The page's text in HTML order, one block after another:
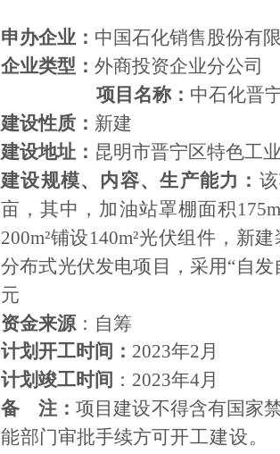
申办企业： 中国石化销售股份有
企业类型： 外商投资企业分公司
项目名称： 中石化晋
建设性质： 新建
建设地址： 昆明市晋宁区特色工
建设规模、 内容、生产能力：
亩，其中，加油站罩棚面积
200m²铺设140m²光伏组件，新
分布式光伏发电项目，采用“自发
元
资金来源：自筹
计划开工时间： 2023年2月
计划竣工时间 ： 2023年4月
备
注： 项目建设不得含有国家
能部门审批手续方可开工建设。